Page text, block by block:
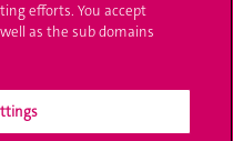
efforts. You accept
as the sub domains